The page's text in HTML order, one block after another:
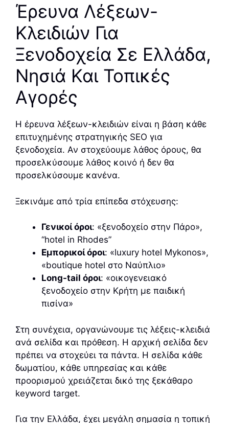
Έρευνα Λέξεων-
Κλειδιών Για
Ξενοδοχεία Σε Ελλάδα,
Νησιά Και Τοπικές
Αγορές
Η έρευνα λέξεων-κλειδιών είναι η βάση κάθε
επιτυχημένης στρατηγικής SEO για
ξενοδοχεία. Αν στοχεύουμε λάθος όρους, θα
προσελκύσουμε λάθος κοινό ή δεν θα
προσελκύσουμε κανένα.
Ξεκινάμε από τρία επίπεδα στόχευσης:
Γενικοί όροι: «ξενοδοχείο στην Πάρο»,
“hotel in Rhodes”
Εμπορικοί όροι: «luxury hotel Mykonos»,
«boutique hotel στο Ναύπλιο»
Long-tail όροι: «οικογενειακό
ξενοδοχείο στην Κρήτη με παιδική
πισίνα»
Στη συνέχεια, οργανώνουμε τις λέξεις-κλειδιά
ανά σελίδα και πρόθεση. Η αρχική σελίδα δεν
πρέπει να στοχεύει τα πάντα. Η σελίδα κάθε
δωματίου, κάθε υπηρεσίας και κάθε
προορισμού χρειάζεται δικό της ξεκάθαρο
keyword target.
Για την Ελλάδα, έχει μεγάλη σημασία η τοπική